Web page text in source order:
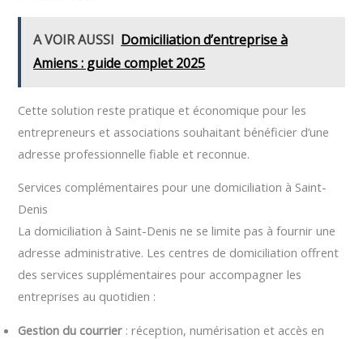
A VOIR AUSSI Domiciliation d’entreprise à
Amiens : guide complet 2025
Cette solution reste pratique et économique pour les
entrepreneurs et associations souhaitant bénéficier d’une
adresse professionnelle fiable et reconnue.
Services complémentaires pour une domiciliation à Saint-
Denis
La domiciliation à Saint-Denis ne se limite pas à fournir une
adresse administrative. Les centres de domiciliation offrent
des services supplémentaires pour accompagner les
entreprises au quotidien :
Gestion du courrier : réception, numérisation et accès en